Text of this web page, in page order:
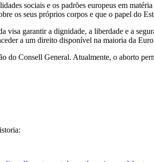
sociais e os padrões europeus em
os seus próprios corpos e que o papel do
visa garantir a dignidade, a liberdade e a
a um direito disponível na maioria da
do Consell General. Atualmente, o aborto